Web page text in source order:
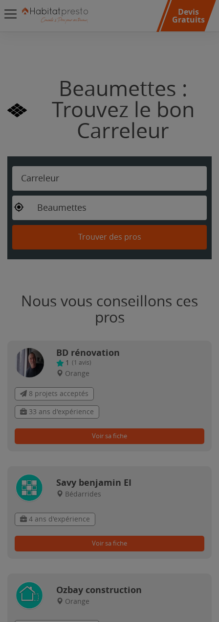
Devis
Gratuits
Beaumettes :
Trouvez le bon
Carreleur
Carreleur
Beaumettes
Trouver des pros
Nous vous conseillons ces
pros
BD rénovation
1 (1 avis)
Orange
8 projets acceptés
33 ans d'expérience
Voir sa fiche
Savy benjamin EI
Bédarrides
4 ans d'expérience
Voir sa fiche
Ozbay construction
Orange